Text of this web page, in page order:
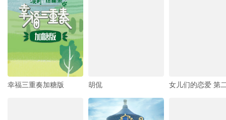
幸福三重奏加糖版 胡侃 女儿们的恋爱 第